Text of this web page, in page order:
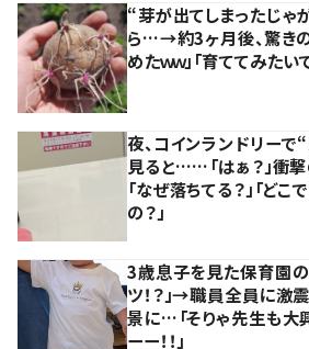
“芽が出てしまったじゃ
ら…→約3ヶ月後、驚き
めたｗｗ」「育ててみたい
夜、コインランドリーで
見ると……「はぁ？」衝撃
「なぜ落ちてる？」「ど
の？」
3歳息子を見た保育園
ツ！？」→職員全員に激
景に…「そりゃ先生も大
ーー！！」